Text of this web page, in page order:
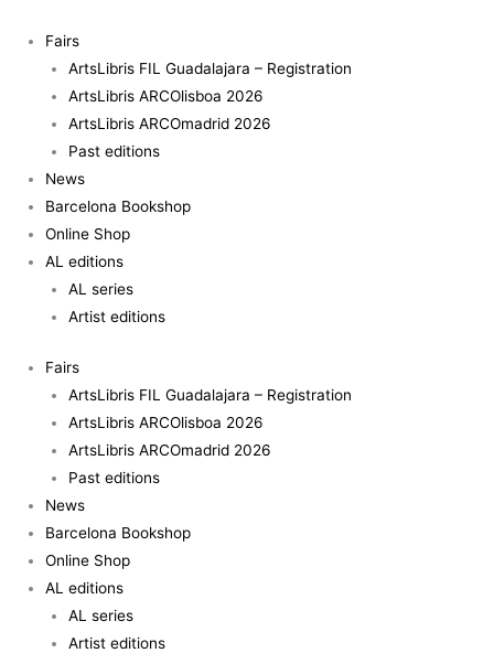
content
Fairs
ArtsLibris FIL Guadalajara – Registration
ArtsLibris ARCOlisboa 2026
ArtsLibris ARCOmadrid 2026
Past editions
News
Barcelona Bookshop
Online Shop
AL editions
AL series
Artist editions
Fairs
ArtsLibris FIL Guadalajara – Registration
ArtsLibris ARCOlisboa 2026
ArtsLibris ARCOmadrid 2026
Past editions
News
Barcelona Bookshop
Online Shop
AL editions
AL series
Artist editions